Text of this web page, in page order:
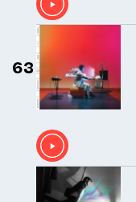
63